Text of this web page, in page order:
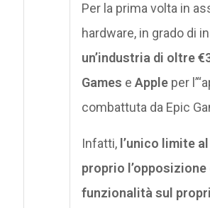
Per la prima volta in
hardware, in grado di
un’industria di oltre
Games e Appleper
combattuta da Epic
Infatti, l’unico limite
proprio
funzionalità sul